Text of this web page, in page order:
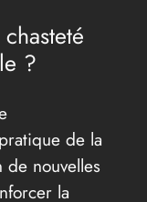
?
de la
de nouvelles
la